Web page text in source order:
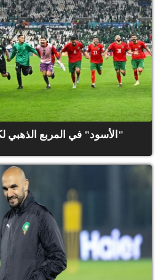
"الأسود" في المربع الذهبي